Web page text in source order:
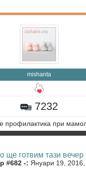
mishanta
7232
профилактика при
ще готвим тази вечер
#682 -: Януари 19,